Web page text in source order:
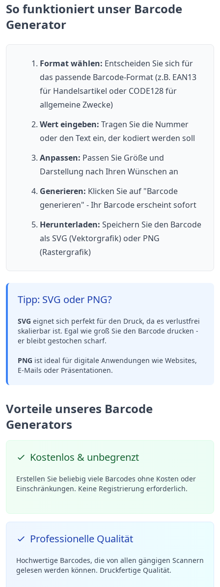
So funktioniert unser Barcode
Generator
Format wählen: Entscheiden Sie sich für
das passende Barcode-Format (z.B. EAN13
für Handelsartikel oder CODE128 für
allgemeine Zwecke)
Wert eingeben: Tragen Sie die Nummer
oder den Text ein, der kodiert werden soll
Anpassen: Passen Sie Größe und
Darstellung nach Ihren Wünschen an
Generieren: Klicken Sie auf "Barcode
generieren" - Ihr Barcode erscheint sofort
Herunterladen: Speichern Sie den Barcode
als SVG (Vektorgrafik) oder PNG
(Rastergrafik)
Tipp: SVG oder PNG?
SVG eignet sich perfekt für den Druck, da es verlustfrei
skalierbar ist. Egal wie groß Sie den Barcode drucken -
er bleibt gestochen scharf.
PNG ist ideal für digitale Anwendungen wie Websites,
E-Mails oder Präsentationen.
Vorteile unseres Barcode
Generators
Kostenlos & unbegrenzt
Erstellen Sie beliebig viele Barcodes ohne Kosten oder
Einschränkungen. Keine Registrierung erforderlich.
Professionelle Qualität
Hochwertige Barcodes, die von allen gängigen Scannern
gelesen werden können. Druckfertige Qualität.